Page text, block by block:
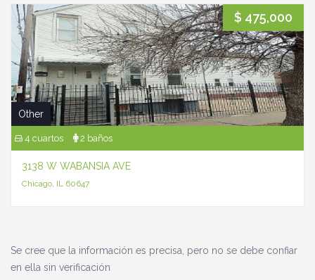
$ 475,000
Other
4 cuartos 2 baños
3138 W WABANSIA AVE
Chicago, IL 60647
Se cree que la información es precisa, pero no se debe confiar
en ella sin verificación